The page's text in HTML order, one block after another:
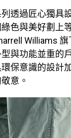
透過匠心獨具
色與美好劃上
Williams
與功能並重的
保意識的設計
意。